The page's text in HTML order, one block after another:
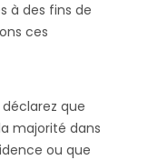
à des fins de
ces
que
majorité dans
ou que